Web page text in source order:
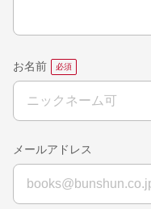
お名前
メールアドレス